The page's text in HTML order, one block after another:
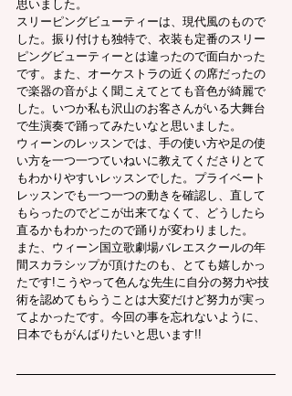
思いました。
スリーピングビューティーは、現代風のもので
した。振り付けも独特で、衣装も定番のスリー
ピングビューティーとは違ったので面白かった
です。また、オーケストラの近くの席だったの
で楽器の音がよく聞こえてとても音色が綺麗で
した。いつか私も沢山のお客さんがいる大舞台
で生演奏で踊ってみたいなと思いました。
ウィーンのレッスンでは、手の使い方や足の使
い方を一つ一つていねいに教えてくださりとて
もわかりやすいレッスンでした。プライベート
レッスンでも一つ一つの動きを確認し、直して
もらったのでどこが出来てなくて、どうしたら
直るかもわかったので踊りが変わりました。
また、ウィーン国立歌劇場バレエスクールの年
間スカラシップが頂けたのも、とても嬉しかっ
たです!こうやって色んな先生に自分の努力や技
術を認めてもらうことは大変だけど努力が実っ
てよかったです。今回の事を忘れないように、
日本でもがんばりたいと思います!!